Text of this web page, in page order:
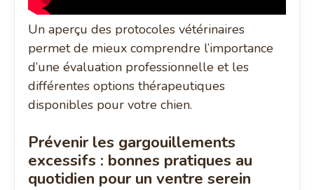
Un aperçu des protocoles vétérinaires
permet de mieux comprendre l’importance
d’une évaluation professionnelle et les
différentes options thérapeutiques
disponibles pour votre chien.
Prévenir les gargouillements
excessifs : bonnes pratiques au
quotidien pour un ventre serein